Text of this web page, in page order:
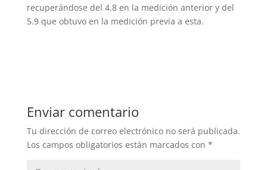
recuperándose del 4.8 en la medición anterior y del
5.9 que obtuvo en la medición previa a esta.
Enviar comentario
Tu dirección de correo electrónico no será publicada.
Los campos obligatorios están marcados con *